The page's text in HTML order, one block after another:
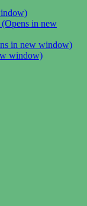
in new
in new window)
window)